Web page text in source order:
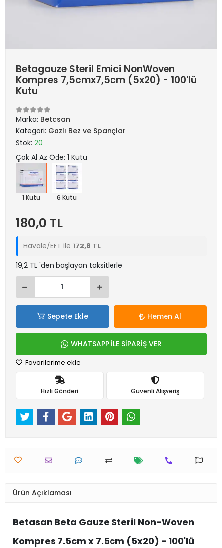
Betagauze Steril Emici NonWoven
Kompres 7,5cmx7,5cm (5x20) - 100'lü
Kutu
Marka: Betasan
Kategori: Gazlı Bez ve Spançlar
Stok: 20
Çok Al Az Öde: 1 Kutu
1 Kutu 6 Kutu
180,0 TL
Havale/EFT ile 172,8 TL
19,2 TL 'den başlayan taksitlerle
Sepete Ekle Hemen Al
WHATSAPP İLE SİPARİŞ VER
Favorilerime ekle
Hızlı Gönderi Güvenli Alışveriş
Ürün Açıklaması
Betasan Beta Gauze Steril Non-Woven
Kompres 7.5cm x 7.5cm (5x20) - 100'lü